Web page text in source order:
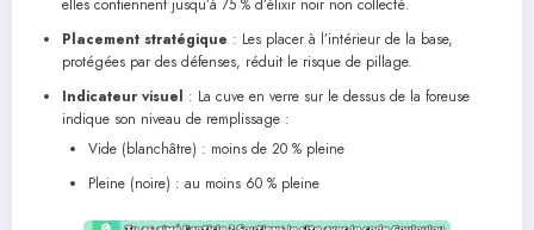
elles contiennent jusqu’à 75 % d’élixir noir non collecté.
Placement stratégique : Les placer à l’intérieur de la base,
protégées par des défenses, réduit le risque de pillage.
Indicateur visuel : La cuve en verre sur le dessus de la foreuse
indique son niveau de remplissage :
Vide (blanchâtre) : moins de 20 % pleine
Pleine (noire) : au moins 60 % pleine